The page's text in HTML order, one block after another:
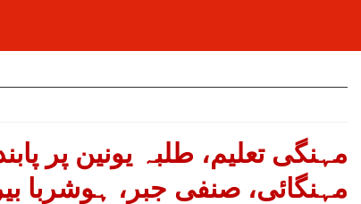
مہنگی تعلیم، طلبہ یونین پر
مہنگائی، صنفی جبر، ہوشربا